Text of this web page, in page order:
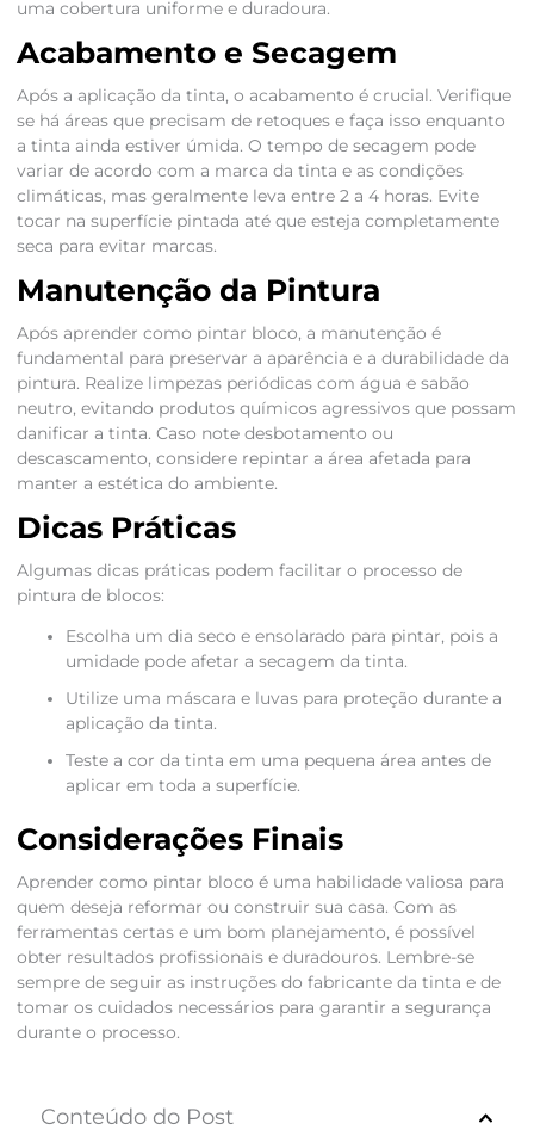
uma cobertura uniforme e duradoura.
Acabamento e Secagem
Após a aplicação da tinta, o acabamento é crucial. Verifique
se há áreas que precisam de retoques e faça isso enquanto
a tinta ainda estiver úmida. O tempo de secagem pode
variar de acordo com a marca da tinta e as condições
climáticas, mas geralmente leva entre 2 a 4 horas. Evite
tocar na superfície pintada até que esteja completamente
seca para evitar marcas.
Manutenção da Pintura
Após aprender como pintar bloco, a manutenção é
fundamental para preservar a aparência e a durabilidade da
pintura. Realize limpezas periódicas com água e sabão
neutro, evitando produtos químicos agressivos que possam
danificar a tinta. Caso note desbotamento ou
descascamento, considere repintar a área afetada para
manter a estética do ambiente.
Dicas Práticas
Algumas dicas práticas podem facilitar o processo de
pintura de blocos:
Escolha um dia seco e ensolarado para pintar, pois a
umidade pode afetar a secagem da tinta.
Utilize uma máscara e luvas para proteção durante a
aplicação da tinta.
Teste a cor da tinta em uma pequena área antes de
aplicar em toda a superfície.
Considerações Finais
Aprender como pintar bloco é uma habilidade valiosa para
quem deseja reformar ou construir sua casa. Com as
ferramentas certas e um bom planejamento, é possível
obter resultados profissionais e duradouros. Lembre-se
sempre de seguir as instruções do fabricante da tinta e de
tomar os cuidados necessários para garantir a segurança
durante o processo.
Conteúdo do Post